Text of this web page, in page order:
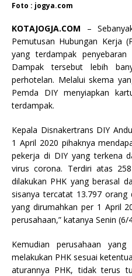
Foto : jogya.com
KOTAJOGJA.COM –
Pemutusan Hubungan Kerja
yang terdampak
Dampak tersebut lebih
perhotelan. Melalui skema
Pemda DIY menyiapkan
terdampak.
Kepala Disnakertrans DIY
1 April 2020 pihaknya
pekerja di DIY yang terkena
virus corona. Terdiri atas
dilakukan PHK yang berasal
sisanya tercatat 13.797 orang
yang dirumahkan per 1 April
perusahaan,” katanya Senin (6/
Kemudian perusahaan
melakukan PHK sesuai
aturannya PHK, tidak terus